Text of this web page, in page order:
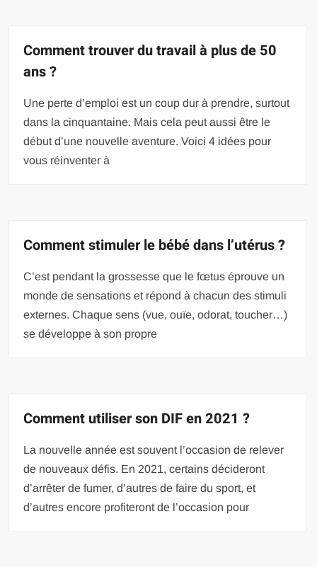
Comment trouver du travail à plus de 50
ans ?
Une perte d’emploi est un coup dur à prendre, surtout
dans la cinquantaine. Mais cela peut aussi être le
début d’une nouvelle aventure. Voici 4 idées pour
vous réinventer à
Comment stimuler le bébé dans l’utérus ?
C’est pendant la grossesse que le fœtus éprouve un
monde de sensations et répond à chacun des stimuli
externes. Chaque sens (vue, ouïe, odorat, toucher…)
se développe à son propre
Comment utiliser son DIF en 2021 ?
La nouvelle année est souvent l’occasion de relever
de nouveaux défis. En 2021, certains décideront
d’arrêter de fumer, d’autres de faire du sport, et
d’autres encore profiteront de l’occasion pour